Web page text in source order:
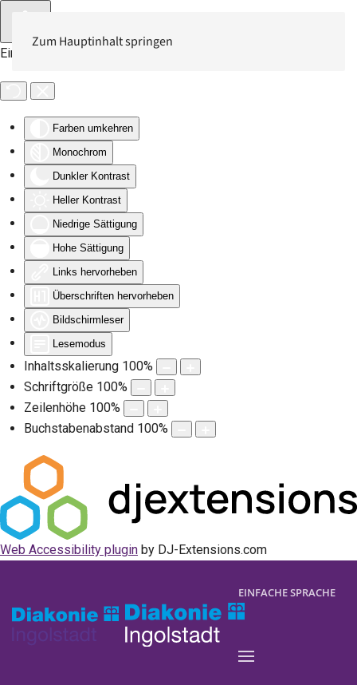
Eingabehilfen öffnen
Farben umkehren
Monochrom
Dunkler Kontrast
Heller Kontrast
Niedrige Sättigung
Hohe Sättigung
Links hervorheben
Überschriften hervorheben
Bildschirmleser
Lesemodus
Inhaltsskalierung 100%
Schriftgröße 100%
Zeilenhöhe 100%
Buchstabenabstand 100%
Web Accessibility plugin by DJ-Extensions.com
Zum Hauptinhalt springen
EINFACHE SPRACHE